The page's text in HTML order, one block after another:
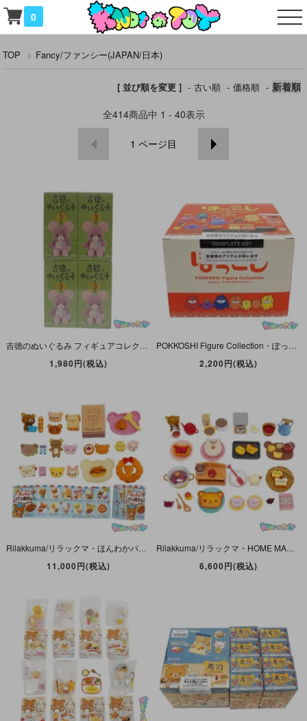
0
TOP > Fancy/ファンシー(JAPAN/日本)
[ 並び順を変更 ] - 古い順 - 価格順 - 新着順
全414商品中 1 - 40表示
1 ページ目
1,980円(税込) 2,200円(税込)
Rilakkuma/リラックマ・ほんわかパン屋さん・ミニフィギュア・全12種セット・RE-MENT/リーメント・San-X/サンエックス・2010年 【開封品】
11,000円(税込) 6,600円(税込)